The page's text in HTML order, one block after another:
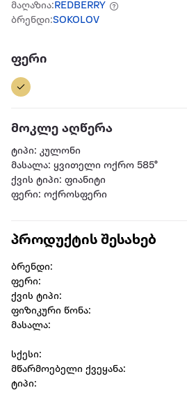
მაღაზია:REDBERRY
ბრენდი:SOKOLOV
ფერი
მოკლე აღწერა
ტიპი: კულონი
მასალა: ყვითელი ოქრო 585°
ქვის ტიპი: ფიანიტი
ფერი: ოქროსფერი
პროდუქტის შესახებ
ბრენდი:
ფერი:
ქვის ტიპი:
ფიზიკური წონა:
მასალა:
სქესი:
მწარმოებელი ქვეყანა:
ტიპი: